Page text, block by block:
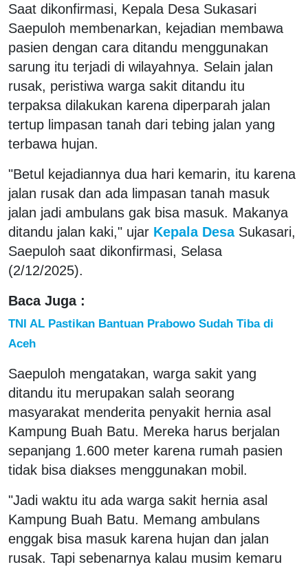
Saat dikonfirmasi, Kepala Desa Sukasari
Saepuloh membenarkan, kejadian membawa
pasien dengan cara ditandu menggunakan
sarung itu terjadi di wilayahnya. Selain jalan
rusak, peristiwa warga sakit ditandu itu
terpaksa dilakukan karena diperparah jalan
tertup limpasan tanah dari tebing jalan yang
terbawa hujan.
"Betul kejadiannya dua hari kemarin, itu karena
jalan rusak dan ada limpasan tanah masuk
jalan jadi ambulans gak bisa masuk. Makanya
ditandu jalan kaki," ujar Kepala Desa Sukasari,
Saepuloh saat dikonfirmasi, Selasa
(2/12/2025).
Baca Juga :
TNI AL Pastikan Bantuan Prabowo Sudah Tiba di
Aceh
Saepuloh mengatakan, warga sakit yang
ditandu itu merupakan salah seorang
masyarakat menderita penyakit hernia asal
Kampung Buah Batu. Mereka harus berjalan
sepanjang 1.600 meter karena rumah pasien
tidak bisa diakses menggunakan mobil.
"Jadi waktu itu ada warga sakit hernia asal
Kampung Buah Batu. Memang ambulans
enggak bisa masuk karena hujan dan jalan
rusak. Tapi sebenarnya kalau musim kemaru